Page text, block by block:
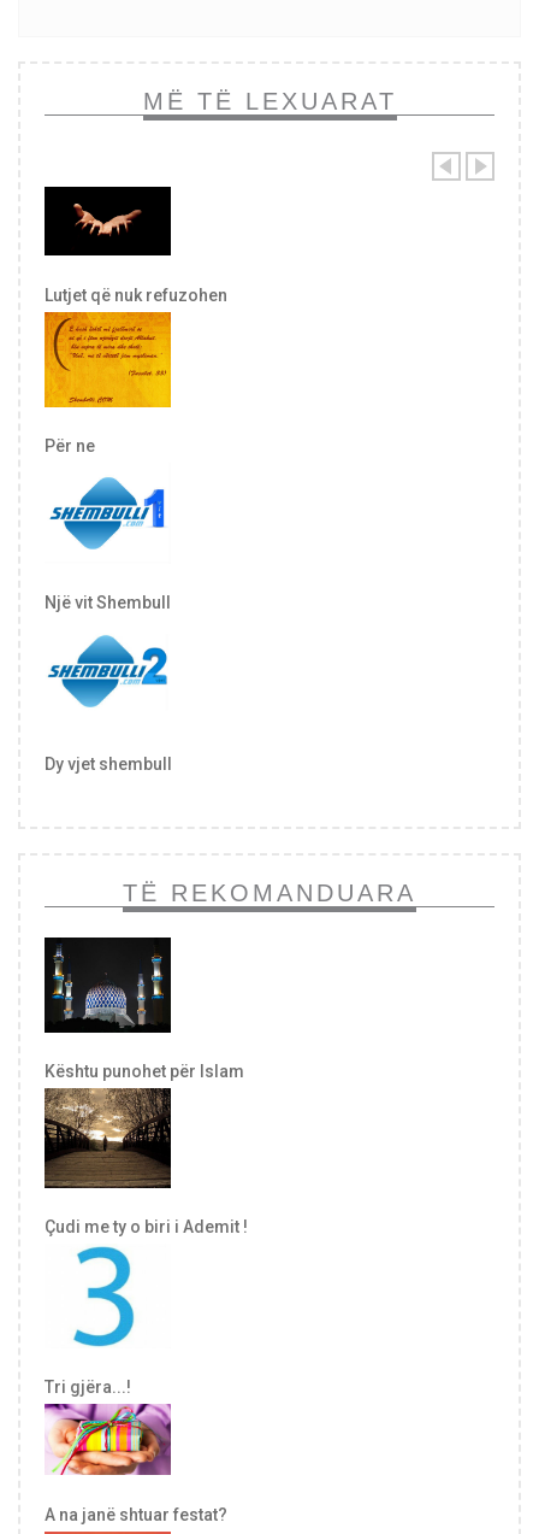
MË TË LEXUARAT
Lutjet që nuk refuzohen
Për ne
Një vit Shembull
Dy vjet shembull
TË REKOMANDUARA
Kështu punohet për Islam
Çudi me ty o biri i Ademit !
Tri gjëra...!
A na janë shtuar festat?